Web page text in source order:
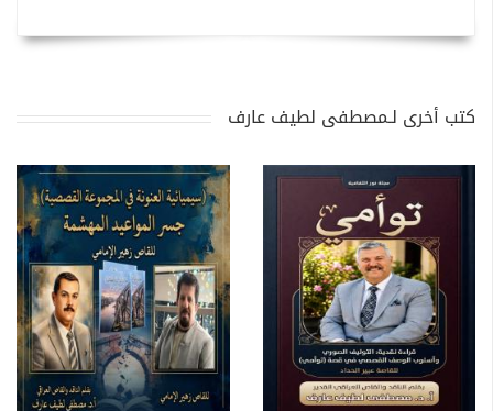
كتب أخرى لـمصطفى لطيف عارف